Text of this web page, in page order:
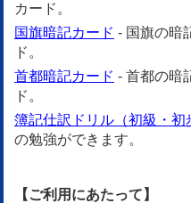
カード。
国旗暗記カード - 国旗の暗
ド。
首都暗記カード - 首都の暗
ド。
簿記仕訳ドリル（初級・初
の勉強ができます。
【ご利用にあたって】